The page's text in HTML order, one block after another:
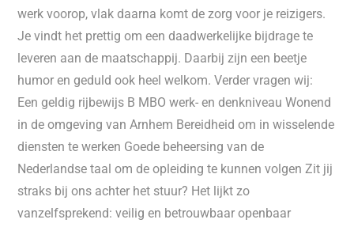
werk voorop, vlak daarna komt de zorg voor je reizigers.
Je vindt het prettig om een daadwerkelijke bijdrage te
leveren aan de maatschappij. Daarbij zijn een beetje
humor en geduld ook heel welkom. Verder vragen wij:
Een geldig rijbewijs B MBO werk- en denkniveau Wonend
in de omgeving van Arnhem Bereidheid om in wisselende
diensten te werken Goede beheersing van de
Nederlandse taal om de opleiding te kunnen volgen Zit jij
straks bij ons achter het stuur? Het lijkt zo
vanzelfsprekend: veilig en betrouwbaar openbaar